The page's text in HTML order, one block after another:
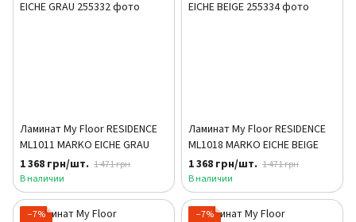
Ламинат My Floor RESIDENCE
ML1011 MARKO EICHE GRAU
1 368 грн/шт. 1 471 грн
В наличии
Ламинат My Floor RESIDENCE
ML1018 MARKO EICHE BEIGE
1 368 грн/шт. 1 471 грн
В наличии
−7% −7%